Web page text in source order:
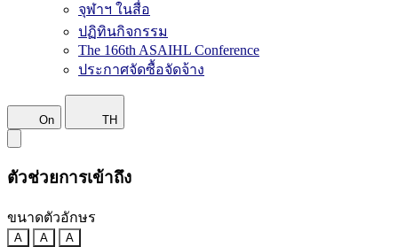
จุฬาฯ ในสื่อ
ปฏิทินกิจกรรม
The 166th ASAIHL Conference
ประกาศจัดซื้อจัดจ้าง
On TH
ตัวช่วยการเข้าถึง
ขนาดตัวอักษร
A A A